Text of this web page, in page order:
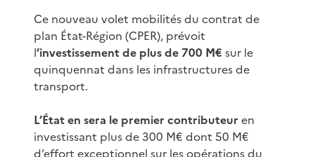
Ce nouveau volet mobilités du contrat de
plan État-Région (CPER), prévoit
l’investissement de plus de 700 M€ sur le
quinquennat dans les infrastructures de
transport.
L’État en sera le premier contributeur en
investissant plus de 300 M€ dont 50 M€
d’effort exceptionnel sur les opérations du